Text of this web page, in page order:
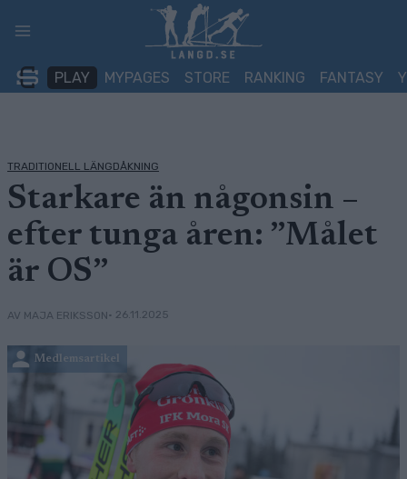
PLAY MYPAGES STORE RANKING FANTASY
TRADITIONELL LÄNGDÅKNING
Starkare än någonsin –
efter tunga åren: ”Målet
är OS”
AV MAJA ERIKSSON• 26.11.2025
Medlemsartikel